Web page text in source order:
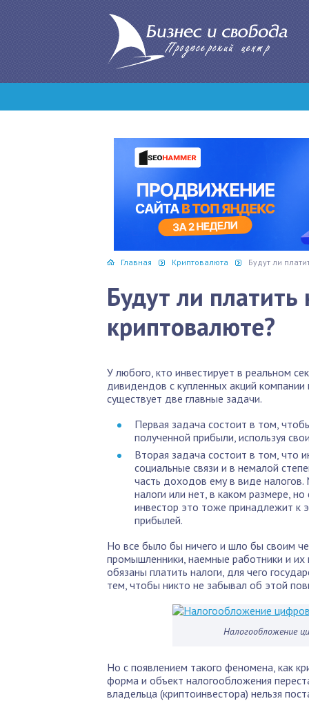
Главная Криптовалюта Будут ли
Будут ли
криптовалюте?
У любого, кто инвестирует в реальном
дивидендов с купленных акций
существует две главные задачи.
Первая задача состоит в том,
полученной прибыли, используя
Вторая задача состоит в том, что
социальные связи и в немалой
часть доходов ему в виде
налоги или нет, в каком размере,
инвестор это тоже принадлежит к
прибылей.
Но все было бы ничего и шло бы своим
промышленники, наемные работники и
обязаны платить налоги, для чего
тем, чтобы никто не забывал об этой
Налогообложение
Но с появлением такого феномена, как
форма и объект налогообложения
владельца (криптоинвестора) нельзя